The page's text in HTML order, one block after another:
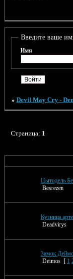
Введите ваше
Имя
» Devil May Cry -
Страница: 1
Цытодель
Besrezen
Кузница
Deadvirys
Замок
Deimos [ 1